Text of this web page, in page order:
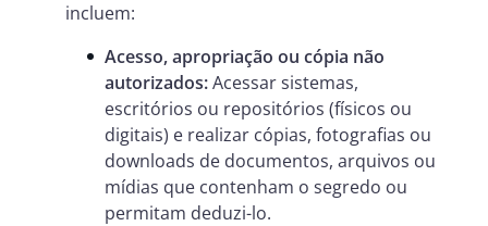
incluem:
Acesso, apropriação ou cópia não
autorizados:Acessar sistemas,
escritórios ou repositórios (físicos ou
digitais) e realizar cópias, fotografias ou
downloads de documentos, arquivos ou
mídias que contenham o segredo ou
permitam deduzi-lo.